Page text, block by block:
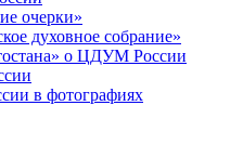
очерки»
духовное собрание»
о ЦДУМ России
в фотографиях